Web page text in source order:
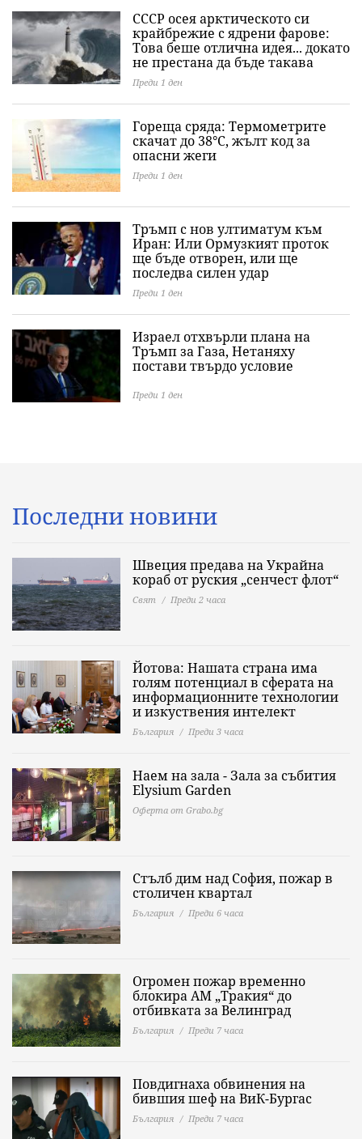
СССР осея арктическото си
крайбрежие с ядрени фарове:
Това беше отлична идея... докато
не престана да бъде такава
Преди 1 ден
Гореща сряда: Термометрите
скачат до 38°C, жълт код за
опасни жеги
Преди 1 ден
Тръмп с нов ултиматум към
Иран: Или Ормузкият проток
ще бъде отворен, или ще
последва силен удар
Преди 1 ден
Израел отхвърли плана на
Тръмп за Газа, Нетаняху
постави твърдо условие
Преди 1 ден
Последни новини
Швеция предава на Украйна
кораб от руския „сенчест флот“
Свят Преди 2 часа
Йотова: Нашата страна има
голям потенциал в сферата на
информационните технологии
и изкуствения интелект
България Преди 3 часа
Наем на зала - Зала за събития
Elysium Garden
Оферта от Grabo.bg
Стълб дим над София, пожар в
столичен квартал
България Преди 6 часа
Огромен пожар временно
блокира АМ „Тракия“ до
отбивката за Велинград
България Преди 7 часа
Повдигнаха обвинения на
бившия шеф на ВиК-Бургас
България Преди 7 часа